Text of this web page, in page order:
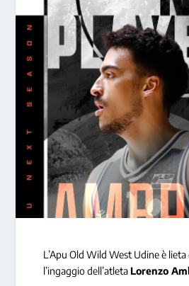
L’Apu Old Wild West Udine è
l’ingaggio dell’atleta Lorenzo